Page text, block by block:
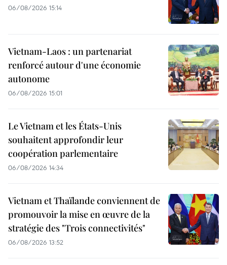
06/08/2026 15:14
Vietnam-Laos : un partenariat
renforcé autour d'une économie
autonome
06/08/2026 15:01
Le Vietnam et les États-Unis
souhaitent approfondir leur
coopération parlementaire
06/08/2026 14:34
Vietnam et Thaïlande conviennent de
promouvoir la mise en œuvre de la
stratégie des "Trois connectivités"
06/08/2026 13:52